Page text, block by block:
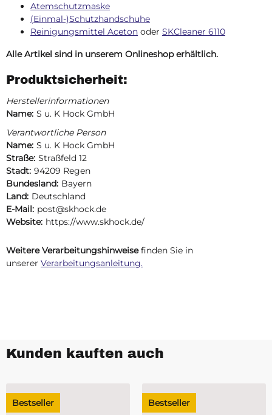
Atemschutzmaske
(Einmal-)Schutzhandschuhe
Reinigungsmittel Aceton oder SKCleaner 6110
Alle Artikel sind in unserem Onlineshop erhältlich.
Produktsicherheit:
Herstellerinformationen
Name: S u. K Hock GmbH
Verantwortliche Person
Name: S u. K Hock GmbH
Straße: Straßfeld 12
Stadt: 94209 Regen
Bundesland: Bayern
Land: Deutschland
E-Mail: post@skhock.de
Website: https://www.skhock.de/
Weitere Verarbeitungshinweisefinden Sie in
unserer Verarbeitungsanleitung.
Kunden kauften auch
Bestseller Bestseller